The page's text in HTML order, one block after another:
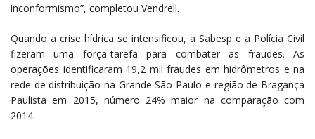
inconformismo”, completou Vendrell.
Quando a crise hídrica se intensificou, a Sabesp e a Polícia Civil
fizeram uma força-tarefa para combater as fraudes. As
operações identificaram 19,2 mil fraudes em hidrômetros e na
rede de distribuição na Grande São Paulo e região de Bragança
Paulista em 2015, número 24% maior na comparação com
2014.